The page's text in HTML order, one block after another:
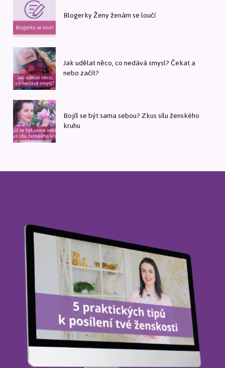
Blogerky Ženy ženám se loučí
Jak udělat něco, co nedává smysl? Čekat a
nebo začít?
Bojíš se být sama sebou? Zkus sílu ženského
kruhu